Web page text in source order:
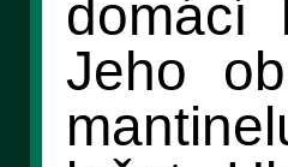
domácí
Jeho